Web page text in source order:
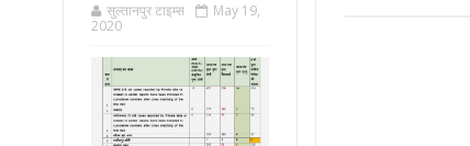
सुल्तानपुर टाइम्स
May 19,
2020